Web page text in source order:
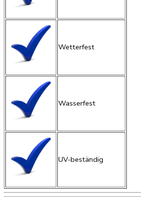
Wetterfest
Wasserfest
UV-beständig